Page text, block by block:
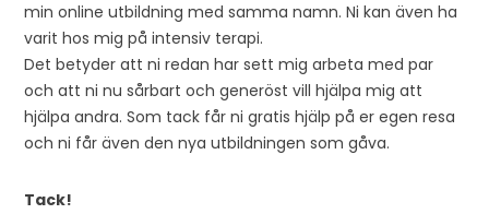
min online utbildning med samma namn. Ni kan även ha
varit hos mig på intensiv terapi.
Det betyder att ni redan har sett mig arbeta med par
och att ni nu sårbart och generöst vill hjälpa mig att
hjälpa andra. Som tack får ni gratis hjälp på er egen resa
och ni får även den nya utbildningen som gåva.
Tack!